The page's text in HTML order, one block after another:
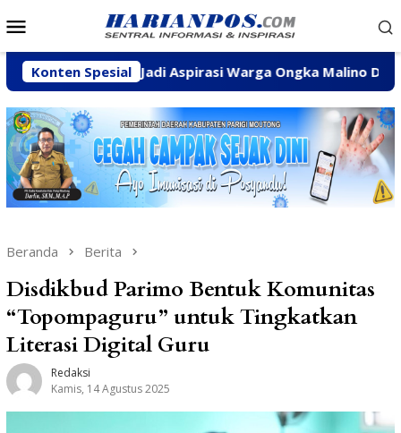
ke
Mobile
Konten Spesial
Jadi Aspirasi Warga Ongka Malino Dititip ke Feiny
Beranda Berita
Disdikbud Parimo Bentuk Komunitas
“Topompaguru” untuk Tingkatkan
Literasi Digital Guru
Redaksi
Kamis, 14 Agustus 2025